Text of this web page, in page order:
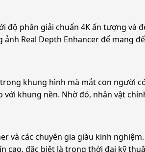
phân giải chuẩn 4K ấn tượng và
Real Depth Enhancer để mang
khung hình mà mắt con người
với khung nền. Nhờ đó, nhân vật
và các chuyên gia giàu kinh
cao, đặc biệt là trong thời đại kỹ